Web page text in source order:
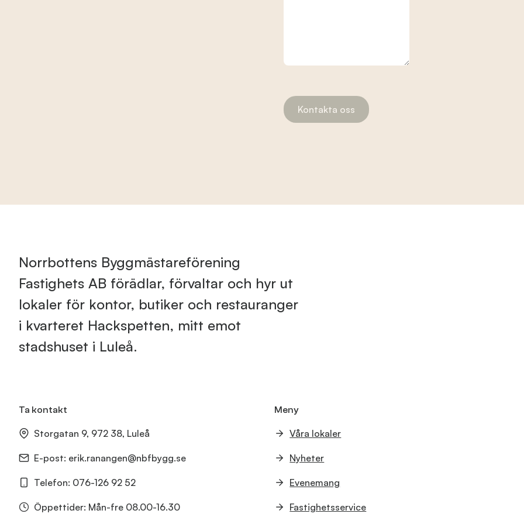
Kontakta oss
Norrbottens Byggmästareförening
Fastighets AB förädlar, förvaltar och hyr ut
lokaler för kontor, butiker och restauranger
i kvarteret Hackspetten, mitt emot
stadshuset i Luleå.
Ta kontakt
Storgatan 9, 972 38, Luleå
E-post: erik.ranangen@nbfbygg.se
Telefon: 076-126 92 52
Öppettider: Mån-fre 08.00-16.30
Meny
Våra lokaler
Nyheter
Evenemang
Fastighetsservice